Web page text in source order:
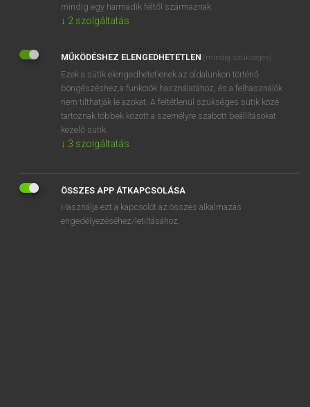
snapshot
snap-switch
SZOTAR.NET APPLIKÁCIÓ
MICROSOFT OFFICE BŐVÍTMÉNY
BEÉPÜLŐ SZÓTÁRMODUL
mindig egy harmadik féltől származnak.
↓ 2 szolgáltatás
MŰKÖDÉSHEZ ELENGEDHETETLEN (mindig szükséges)
Ezek a sütik elengedhetetlenek az oldalunkon történő
böngészéshez,a funkciók használatához, és a felhasználók
nem tilthatják le azokat. A feltétlenül szükséges sütik közé
tartoznak többek között a személyre szabott beállításokat
kezelő sütik.
↓ 3 szolgáltatás
ÖSSZES APP ÁTKAPCSOLÁSA
Használja ezt a kapcsolót az összes alkalmazás
engedélyezéséhez/letiltásához.